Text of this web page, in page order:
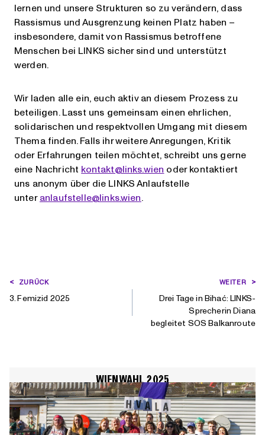
lernen und unsere Strukturen so zu verändern, dass
Rassismus und Ausgrenzung keinen Platz haben –
insbesondere, damit von Rassismus betroffene
Menschen bei LINKS sicher sind und unterstützt
werden.
Wir laden alle ein, euch aktiv an diesem Prozess zu
beteiligen. Lasst uns gemeinsam einen ehrlichen,
solidarischen und respektvollen Umgang mit diesem
Thema finden. Falls ihr weitere Anregungen, Kritik
oder Erfahrungen teilen möchtet, schreibt uns gerne
eine Nachricht kontakt@links.wien oder kontaktiert
uns anonym über die LINKS Anlaufstelle
unter anlaufstelle@links.wien.
BEITRAGSNAVIGATION
ZURÜCK
3. Femizid 2025
WEITER
Drei Tage in Bihać: LINKS-
Sprecherin Diana
begleitet SOS Balkanroute
WIENWAHL 2025